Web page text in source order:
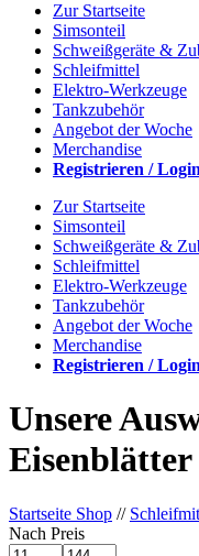
Zur Startseite
Simsonteil
Schweißgeräte &
Schleifmittel
Elektro-Werkzeuge
Tankzubehör
Angebot der Woche
Merchandise
Registrieren / Login
Zur Startseite
Simsonteil
Schweißgeräte &
Schleifmittel
Elektro-Werkzeuge
Tankzubehör
Angebot der Woche
Merchandise
Registrieren / Login
Unsere
Eisenblätter
Startseite Shop //
Nach Preis